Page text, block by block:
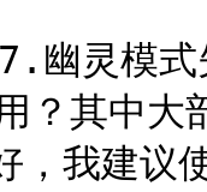
灵模式
？其中大
，我建议